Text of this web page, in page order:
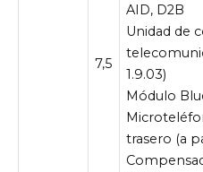
7,5
AID, D2B
Unidad de
1.9.03)
Módulo
trasero (a